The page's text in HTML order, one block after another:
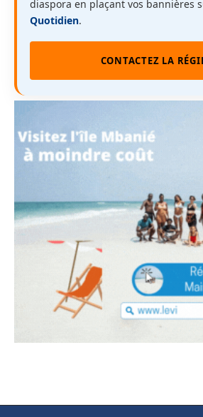
diaspora en plaçant vos bannières
Quotidien.
CONTACTEZ LA